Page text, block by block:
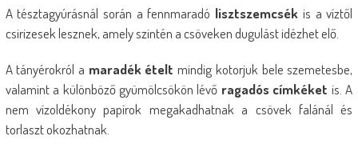
A tésztagyúrásnál során a fennmaradó lisztszemcsék is a víztől
csirizesek lesznek, amely szintén a csöveken dugulást idézhet elő.
A tányérokról a maradék ételt mindig kotorjuk bele szemetesbe,
valamint a különböző gyümölcsökön lévő ragadós címkéket is. A
nem vízoldékony papírok megakadhatnak a csövek falánál és
torlaszt okozhatnak.